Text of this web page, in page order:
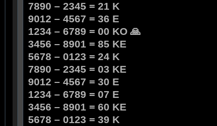
7890 – 2345 = 21 K
9012 – 4567 = 36 E
1234 – 6789 = 00 KO 🙏
3456 – 8901 = 85 KE
5678 – 0123 = 24 K
7890 – 2345 = 03 KE
9012 – 4567 = 30 E
1234 – 6789 = 07 E
3456 – 8901 = 60 KE
5678 – 0123 = 39 K